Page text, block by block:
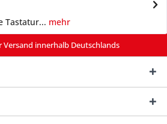
Tastatur... mehr
Versand innerhalb Deutschlands